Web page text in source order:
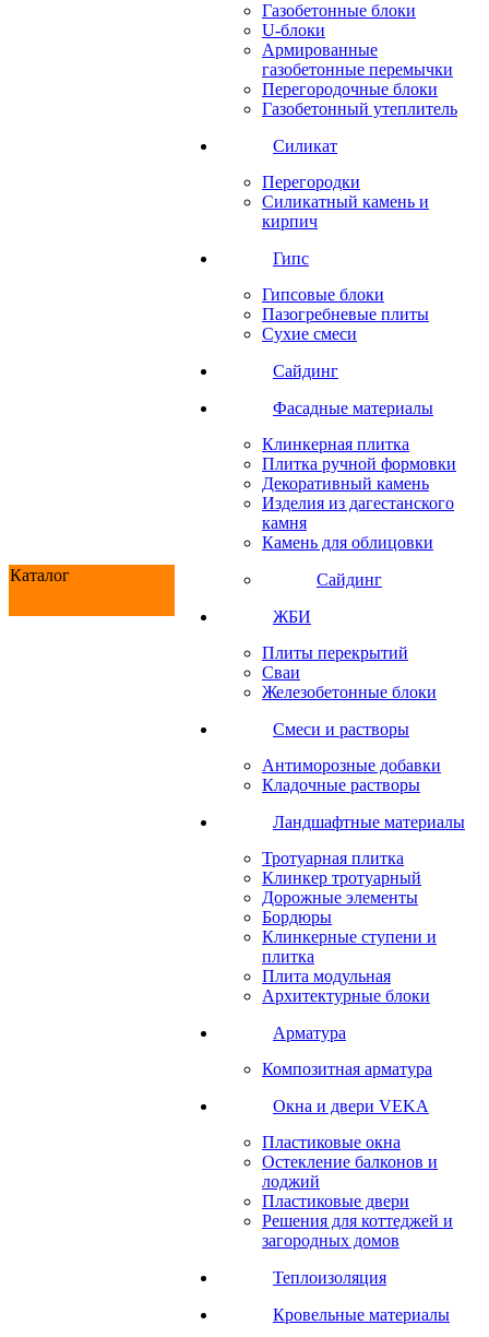
Каталог
Газобетонные блоки
U-блоки
Армированные
газобетонные перемычки
Перегородочные блоки
Газобетонный утеплитель
Силикат
Перегородки
Силикатный камень и
кирпич
Гипс
Гипсовые блоки
Пазогребневые плиты
Сухие смеси
Сайдинг
Фасадные материалы
Клинкерная плитка
Плитка ручной формовки
Декоративный камень
Изделия из дагестанского
камня
Камень для облицовки
Сайдинг
ЖБИ
Плиты перекрытий
Сваи
Железобетонные блоки
Cмеси и растворы
Антиморозные добавки
Кладочные растворы
Ландшафтные материалы
Тротуарная плитка
Клинкер тротуарный
Дорожные элементы
Бордюры
Клинкерные ступени и
плитка
Плита модульная
Архитектурные блоки
Арматура
Композитная арматура
Окна и двери VEKA
Пластиковые окна
Остекление балконов и
лоджий
Пластиковые двери
Решения для коттеджей и
загородных домов
Теплоизоляция
Кровельные материалы